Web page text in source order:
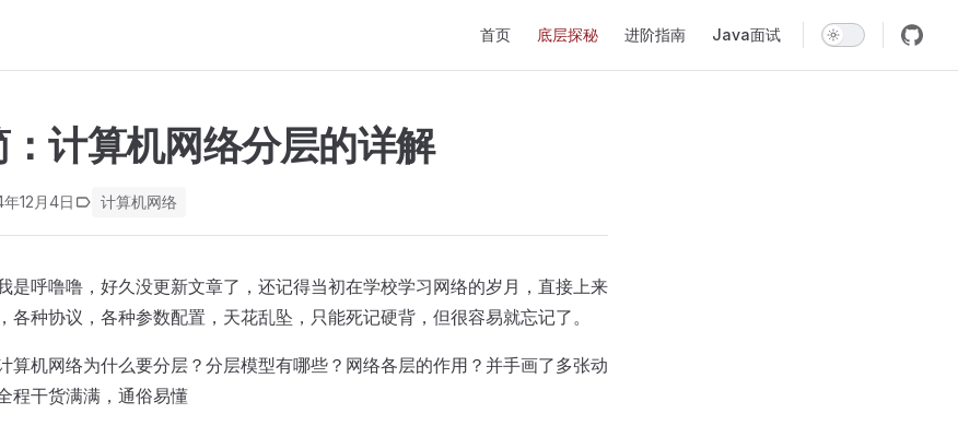
首页 底层探秘 进阶指南 Java面试
计算机网络分层的详解
12月4日 计算机网络
是呼噜噜，好久没更新文章了，还记得当初在学校学习网络的岁月，直接上来
各种协议，各种参数配置，天花乱坠，只能死记硬背，但很容易就忘记了。
算机网络为什么要分层？分层模型有哪些？网络各层的作用？并手画了多张动
程干货满满，通俗易懂